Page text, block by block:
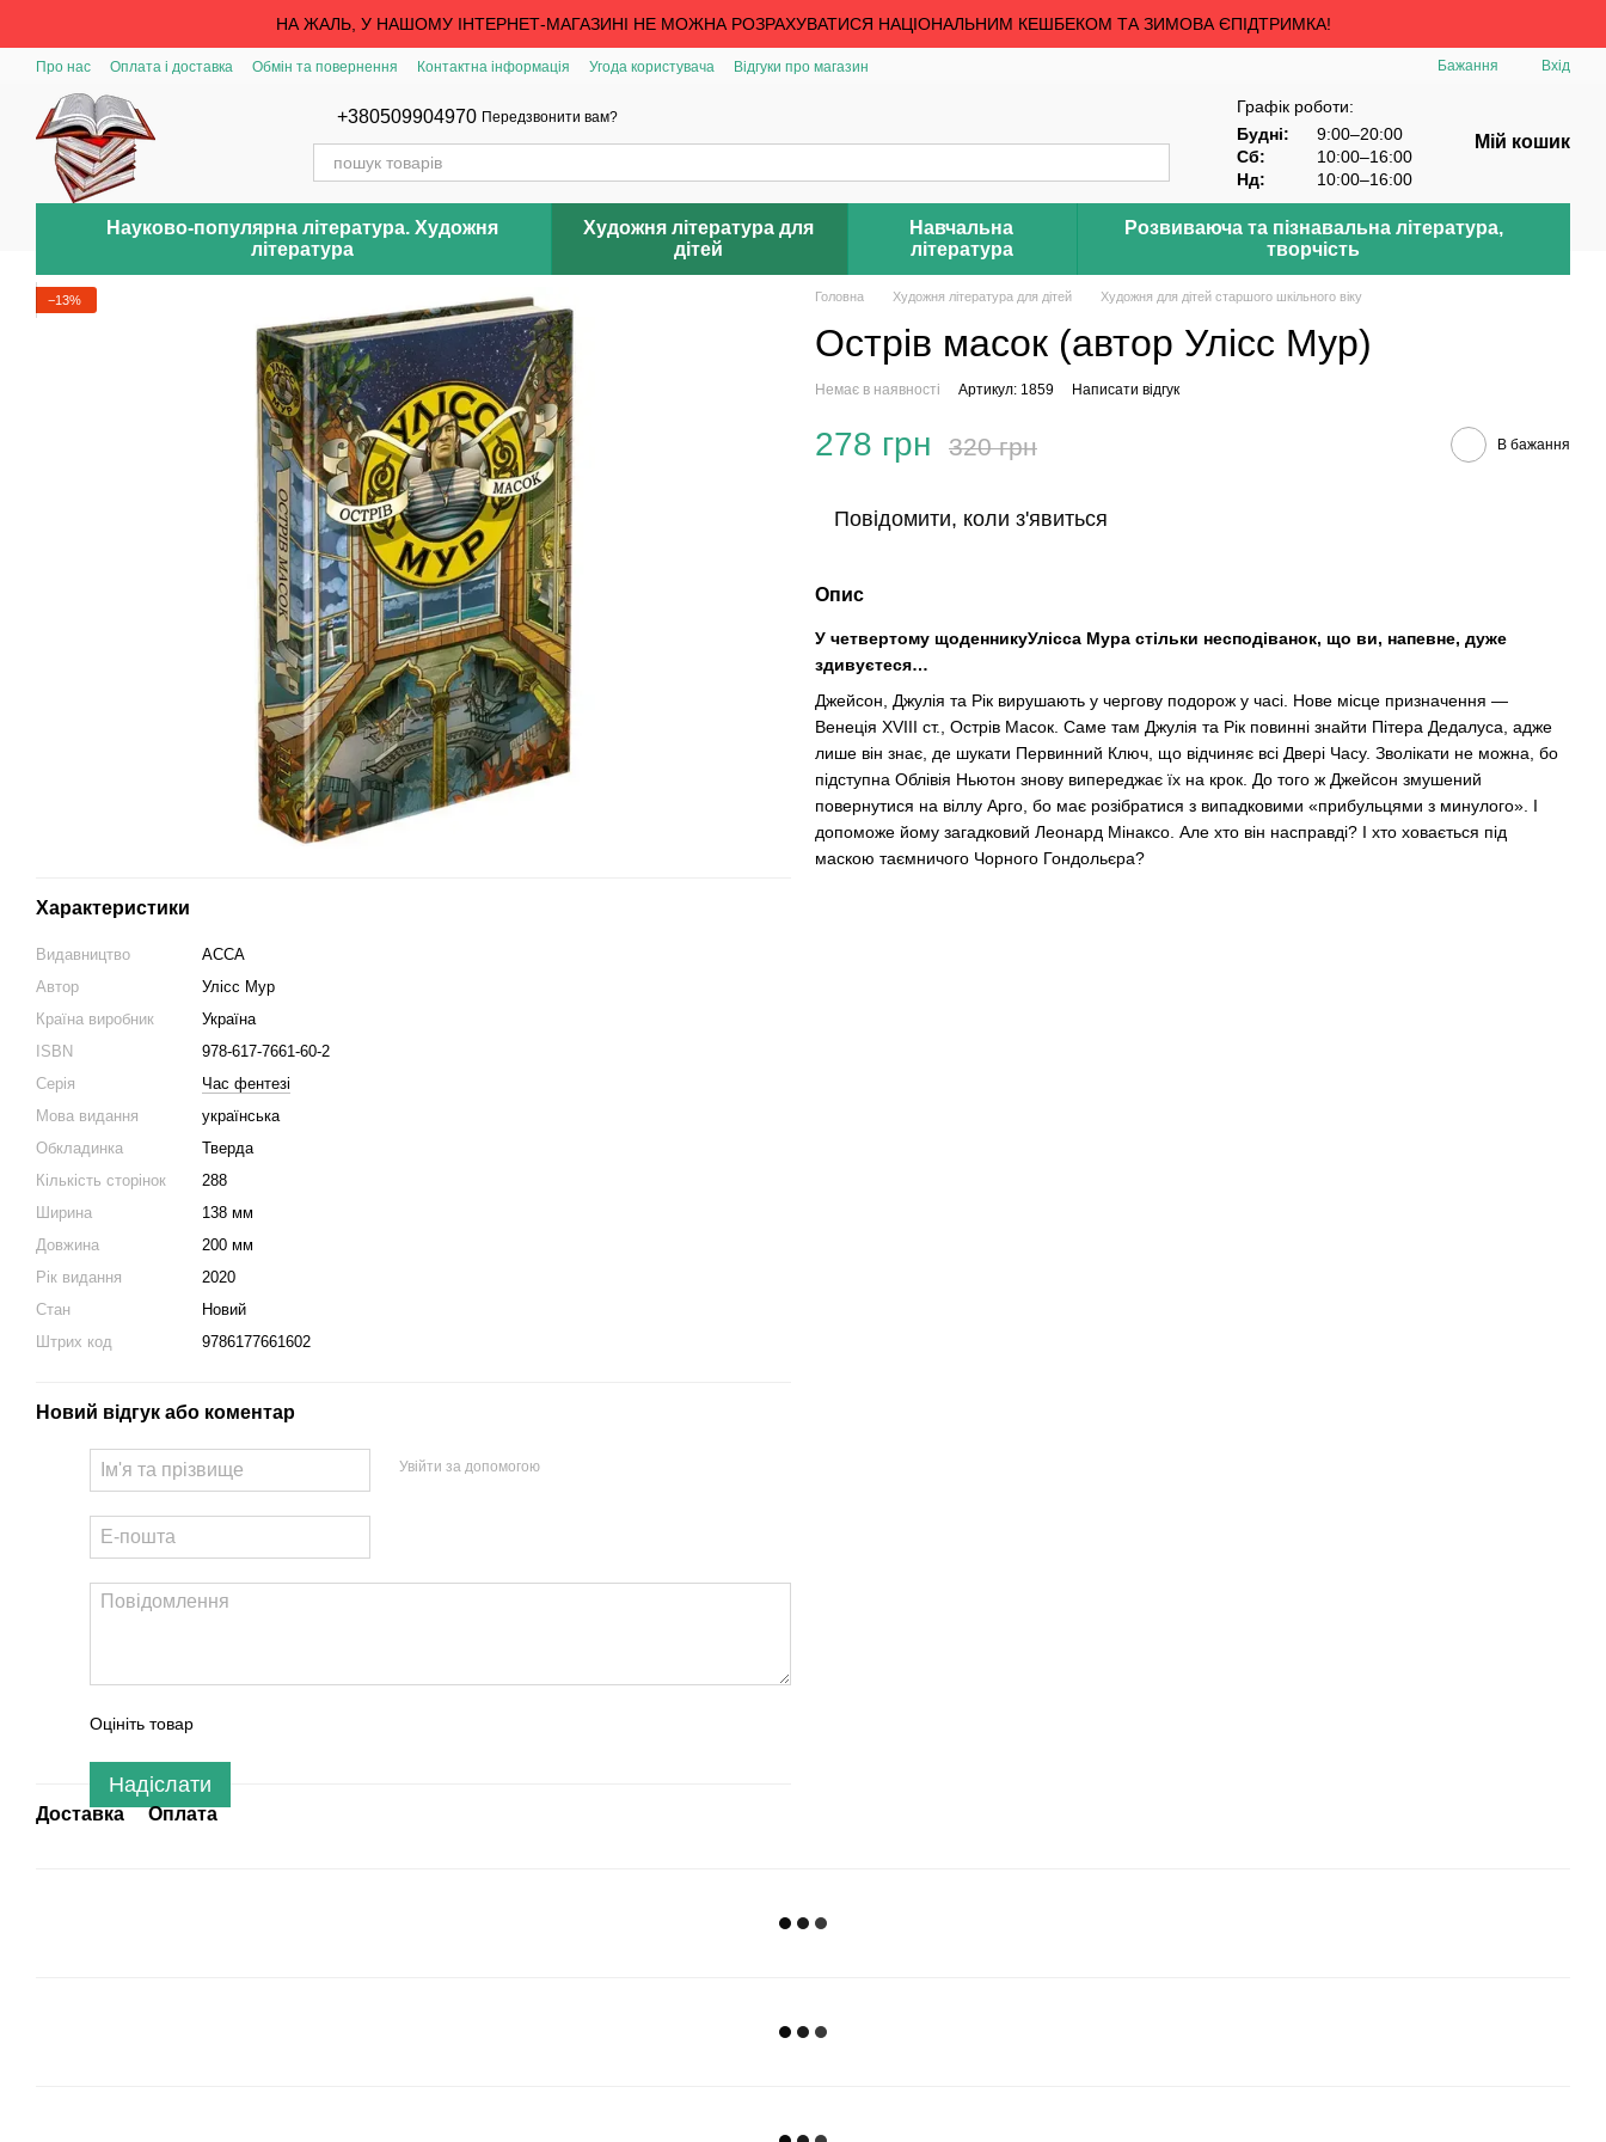
НА ЖАЛЬ, У НАШОМУ ІНТЕРНЕТ-МАГАЗИНІ НЕ МОЖНА РОЗРАХУВАТИСЯ НАЦІОНАЛЬНИМ КЕШБЕКОМ ТА ЗИМОВА ЄПІДТРИМКА!
Про нас Оплата і доставка Обмін та повернення Контактна інформація Угода користувача Відгуки про магазин Бажання Вхід
+380509904970 Передзвонити вам?
Графік роботи:
Будні:
9:00–20:00
Сб:
10:00–16:00
Нд:
10:00–16:00
Мій кошик
Науково-популярна література. Художня
література
Художня література для
дітей
Навчальна
література
Розвиваюча та пізнавальна література,
творчість
−13%
Характеристики
Видавництво
АССА
Автор
Улісс Мур
Країна виробник
Україна
ISBN
978-617-7661-60-2
Серія
Час фентезі
Мова видання
українська
Обкладинка
Тверда
Кількість сторінок
288
Ширина
138 мм
Довжина
200 мм
Рік видання
2020
Стан
Новий
Штрих код
9786177661602
Новий відгук або коментар
Увійти за допомогою
Оцініть товар
Надіслати
Доставка Оплата
Головна Художня література для дітей Художня для дітей старшого шкільного віку
Острів масок (автор Улісс Мур)
Немає в наявності Артикул: 1859 Написати відгук
278 грн 320 грн В бажання
Повідомити, коли з'явиться
Опис
У четвертому щоденникуУлісса Мура стільки несподіванок, що ви, напевне, дуже
здивуєтеся…
Джейсон, Джулія та Рік вирушають у чергову подорож у часі. Нове місце призначення —
Венеція XVIII ст., Острів Масок. Саме там Джулія та Рік повинні знайти Пітера Дедалуса, адже
лише він знає, де шукати Первинний Ключ, що відчиняє всі Двері Часу. Зволікати не можна, бо
підступна Облівія Ньютон знову випереджає їх на крок. До того ж Джейсон змушений
повернутися на віллу Арго, бо має розібратися з випадковими «прибульцями з минулого». І
допоможе йому загадковий Леонард Мінаксо. Але хто він насправді? І хто ховається під
маскою таємничого Чорного Гондольєра?